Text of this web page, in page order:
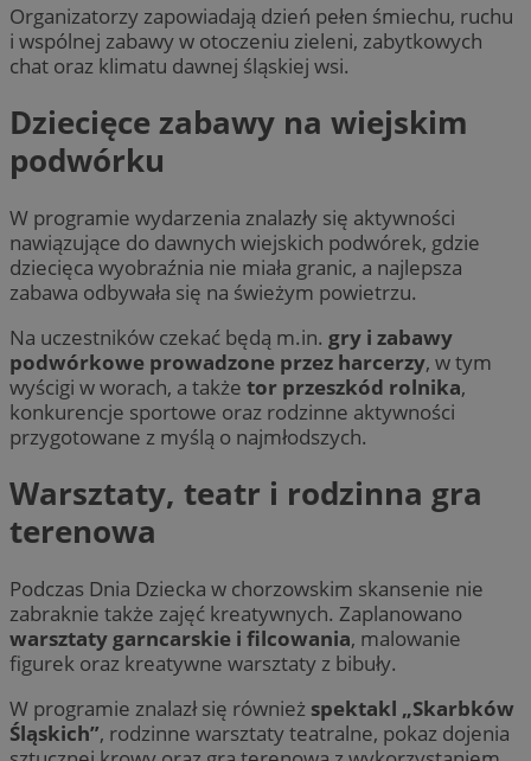
Organizatorzy zapowiadają dzień pełen śmiechu, ruchu
i wspólnej zabawy w otoczeniu zieleni, zabytkowych
chat oraz klimatu dawnej śląskiej wsi.
Dziecięce zabawy na wiejskim
podwórku
W programie wydarzenia znalazły się aktywności
nawiązujące do dawnych wiejskich podwórek, gdzie
dziecięca wyobraźnia nie miała granic, a najlepsza
zabawa odbywała się na świeżym powietrzu.
Na uczestników czekać będą m.in. gry i zabawy
podwórkowe prowadzone przez harcerzy, w tym
wyścigi w worach, a także tor przeszkód rolnika,
konkurencje sportowe oraz rodzinne aktywności
przygotowane z myślą o najmłodszych.
Warsztaty, teatr i rodzinna gra
terenowa
Podczas Dnia Dziecka w chorzowskim skansenie nie
zabraknie także zajęć kreatywnych. Zaplanowano
warsztaty garncarskie i filcowania, malowanie
figurek oraz kreatywne warsztaty z bibuły.
W programie znalazł się również spektakl „Skarbków
Śląskich”, rodzinne warsztaty teatralne, pokaz dojenia